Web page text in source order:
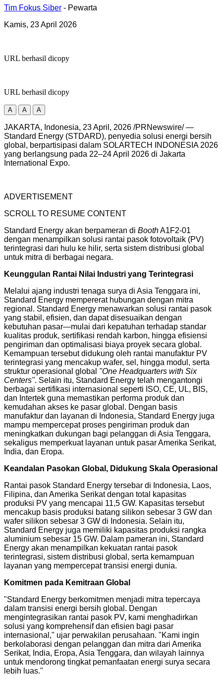
Tim Fokus Siber - Pewarta
Kamis, 23 April 2026
URL berhasil dicopy
URL berhasil dicopy
A A A
JAKARTA, Indonesia, 23 April, 2026 /PRNewswire/ —
Standard Energy (STDARD), penyedia solusi energi bersih
global, berpartisipasi dalam SOLARTECH INDONESIA 2026
yang berlangsung pada 22–24 April 2026 di Jakarta
International Expo.
ADVERTISEMENT
SCROLL TO RESUME CONTENT
Standard Energy akan berpameran di BoothA1F2-01
dengan menampilkan solusi rantai pasok fotovoltaik (PV)
terintegrasi dari hulu ke hilir, serta sistem distribusi global
untuk mitra di berbagai negara.
Keunggulan Rantai Nilai Industri yang Terintegrasi
Melalui ajang industri tenaga surya di Asia Tenggara ini,
Standard Energy mempererat hubungan dengan mitra
regional. Standard Energy menawarkan solusi rantai pasok
yang stabil, efisien, dan dapat disesuaikan dengan
kebutuhan pasar—mulai dari kepatuhan terhadap standar
kualitas produk, sertifikasi rendah karbon, hingga efisiensi
pengiriman dan optimalisasi biaya proyek secara global.
Kemampuan tersebut didukung oleh rantai manufaktur PV
terintegrasi yang mencakup wafer, sel, hingga modul, serta
struktur operasional global "One Headquarters with Six
Centers". Selain itu, Standard Energy telah mengantongi
berbagai sertifikasi internasional seperti ISO, CE, UL, BIS,
dan Intertek guna memastikan performa produk dan
kemudahan akses ke pasar global. Dengan basis
manufaktur dan layanan di Indonesia, Standard Energy juga
mampu mempercepat proses pengiriman produk dan
meningkatkan dukungan bagi pelanggan di Asia Tenggara,
sekaligus memperkuat layanan untuk pasar Amerika Serikat,
India, dan Eropa.
Keandalan Pasokan Global, Didukung Skala Operasional
Rantai pasok Standard Energy tersebar di Indonesia, Laos,
Filipina, dan Amerika Serikat dengan total kapasitas
produksi PV yang mencapai 11,5 GW. Kapasitas tersebut
mencakup basis produksi batang silikon sebesar 3 GW dan
wafer silikon sebesar 3 GW di Indonesia. Selain itu,
Standard Energy juga memiliki kapasitas produksi rangka
aluminium sebesar 15 GW. Dalam pameran ini, Standard
Energy akan menampilkan kekuatan rantai pasok
terintegrasi, sistem distribusi global, serta kemampuan
layanan yang mempercepat transisi energi dunia.
Komitmen pada Kemitraan Global
"Standard Energy berkomitmen menjadi mitra tepercaya
dalam transisi energi bersih global. Dengan
mengintegrasikan rantai pasok PV, kami menghadirkan
solusi yang komprehensif dan efisien bagi pasar
internasional," ujar perwakilan perusahaan. "Kami ingin
berkolaborasi dengan pelanggan dan mitra dari Amerika
Serikat, India, Eropa, Asia Tenggara, dan wilayah lainnya
untuk mendorong tingkat pemanfaatan energi surya secara
lebih luas."